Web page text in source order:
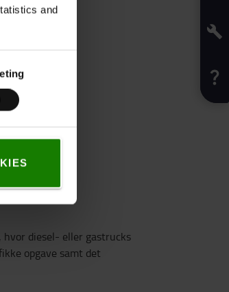
and
diesel- eller gastrucks
opgave samt det